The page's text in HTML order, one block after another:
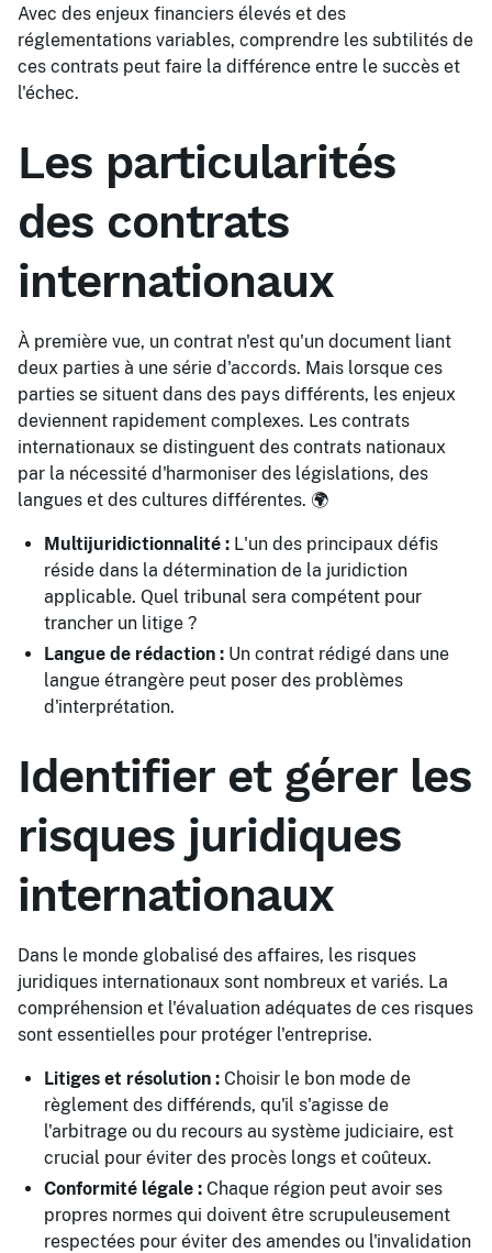
Avec des enjeux financiers élevés et des
réglementations variables, comprendre les subtilités de
ces contrats peut faire la différence entre le succès et
l'échec.
Les particularités
des contrats
internationaux
À première vue, un contrat n'est qu'un document liant
deux parties à une série d'accords. Mais lorsque ces
parties se situent dans des pays différents, les enjeux
deviennent rapidement complexes. Les contrats
internationaux se distinguent des contrats nationaux
par la nécessité d'harmoniser des législations, des
langues et des cultures différentes. 🌍
Multijuridictionnalité : L'un des principaux défis
réside dans la détermination de la juridiction
applicable. Quel tribunal sera compétent pour
trancher un litige ?
Langue de rédaction : Un contrat rédigé dans une
langue étrangère peut poser des problèmes
d'interprétation.
Identifier et gérer les
risques juridiques
internationaux
Dans le monde globalisé des affaires, les risques
juridiques internationaux sont nombreux et variés. La
compréhension et l'évaluation adéquates de ces risques
sont essentielles pour protéger l'entreprise.
Litiges et résolution : Choisir le bon mode de
règlement des différends, qu'il s'agisse de
l'arbitrage ou du recours au système judiciaire, est
crucial pour éviter des procès longs et coûteux.
Conformité légale : Chaque région peut avoir ses
propres normes qui doivent être scrupuleusement
respectées pour éviter des amendes ou l'invalidation